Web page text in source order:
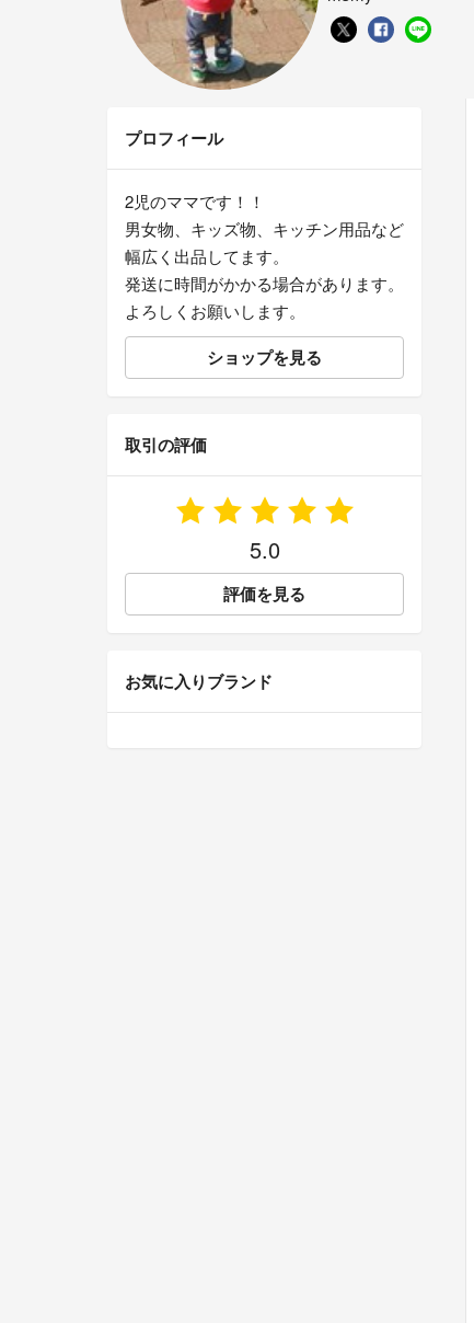
プロフィール
2児のママです！！
男女物、キッズ物、キッチン用品など
幅広く出品してます。
発送に時間がかかる場合があります。
よろしくお願いします。
ショップを見る
取引の評価
5.0
評価を見る
お気に入りブランド